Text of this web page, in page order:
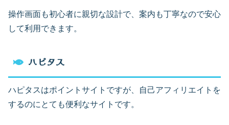
操作画面も初心者に親切な設計で、案内も丁寧なので安心
して利用できます。
ハピタス
ハピタスはポイントサイトですが、自己アフィリエイトを
するのにとても便利なサイトです。